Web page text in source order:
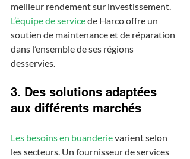
meilleur rendement sur investissement.
L’équipe de service de Harco offre un
soutien de maintenance et de réparation
dans l’ensemble de ses régions
desservies.
3. Des solutions adaptées
aux différents marchés
Les besoins en buanderie varient selon
les secteurs. Un fournisseur de services